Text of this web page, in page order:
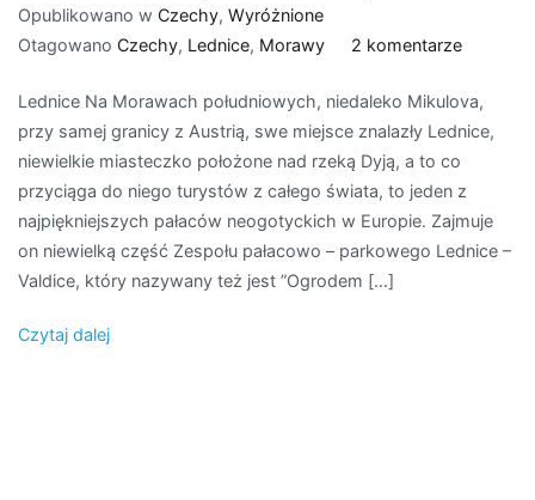
Opublikowano w Czechy, Wyróżnione
Otagowano Czechy, Lednice, Morawy 2 komentarzedo
Lednice Na Morawach południowych, niedaleko Mikulova,
przy samej granicy z Austrią, swe miejsce znalazły Lednice,
niewielkie miasteczko położone nad rzeką Dyją, a to co
przyciąga do niego turystów z całego świata, to jeden z
najpiękniejszych pałaców neogotyckich w Europie. Zajmuje
on niewielką część Zespołu pałacowo – parkowego Lednice –
Valdice, który nazywany też jest ”Ogrodem […]
Czytaj dalej